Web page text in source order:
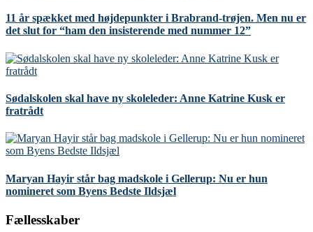
11 år spækket med højdepunkter i Brabrand-trøjen. Men nu er
det slut for “ham den insisterende med nummer 12”
Sødalskolen skal have ny skoleleder: Anne Katrine Kusk er
fratrådt
Maryan Hayir står bag madskole i Gellerup: Nu er hun
nomineret som Byens Bedste Ildsjæl
Fællesskaber